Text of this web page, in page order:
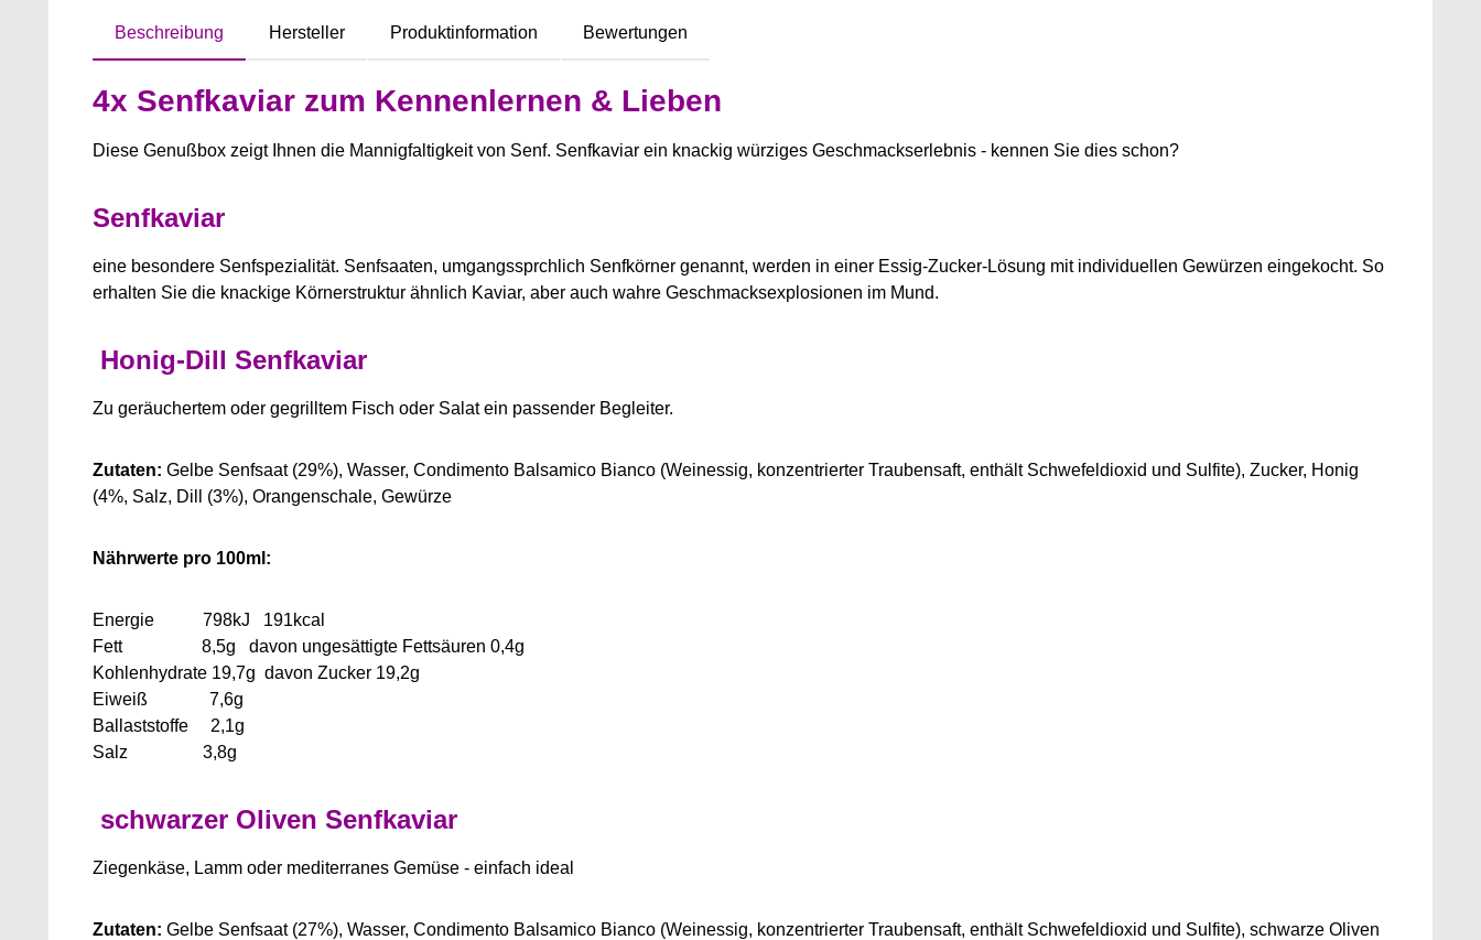
Beschreibung Hersteller Produktinformation Bewertungen
4x Senfkaviar zum Kennenlernen & Lieben
Diese Genußbox zeigt Ihnen die Mannigfaltigkeit von Senf. Senfkaviar ein knackig würziges Geschmackserlebnis - kennen Sie dies schon?
Senfkaviar
eine besondere Senfspezialität. Senfsaaten, umgangssprchlich Senfkörner genannt, werden in einer Essig-Zucker-Lösung mit individuellen Gewürzen eingekocht. So
erhalten Sie die knackige Körnerstruktur ähnlich Kaviar, aber auch wahre Geschmacksexplosionen im Mund.
Honig-Dill Senfkaviar
Zu geräuchertem oder gegrilltem Fisch oder Salat ein passender Begleiter.
Zutaten: Gelbe Senfsaat (29%), Wasser, Condimento Balsamico Bianco (Weinessig, konzentrierter Traubensaft, enthält Schwefeldioxid und Sulfite), Zucker, Honig
(4%, Salz, Dill (3%), Orangenschale, Gewürze
Nährwerte pro 100ml:
Energie 798kJ 191kcal
Fett 8,5g davon ungesättigte Fettsäuren 0,4g
Kohlenhydrate 19,7g davon Zucker 19,2g
Eiweiß 7,6g
Ballaststoffe 2,1g
Salz 3,8g
schwarzer Oliven Senfkaviar
Ziegenkäse, Lamm oder mediterranes Gemüse - einfach ideal
Zutaten: Gelbe Senfsaat (27%), Wasser, Condimento Balsamico Bianco (Weinessig, konzentrierter Traubensaft, enthält Schwefeldioxid und Sulfite), schwarze Oliven